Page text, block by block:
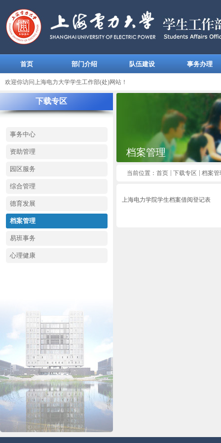
首页 部门介绍 队伍建设 事务办理
欢迎你访问上海电力大学学生工作部(处)网站！
下载专区
事务中心
资助管理
园区服务
综合管理
德育发展
档案管理
易班事务
心理健康
档案管理
当前位置： 首页 下载专区 档案管
上海电力学院学生档案借阅登记表